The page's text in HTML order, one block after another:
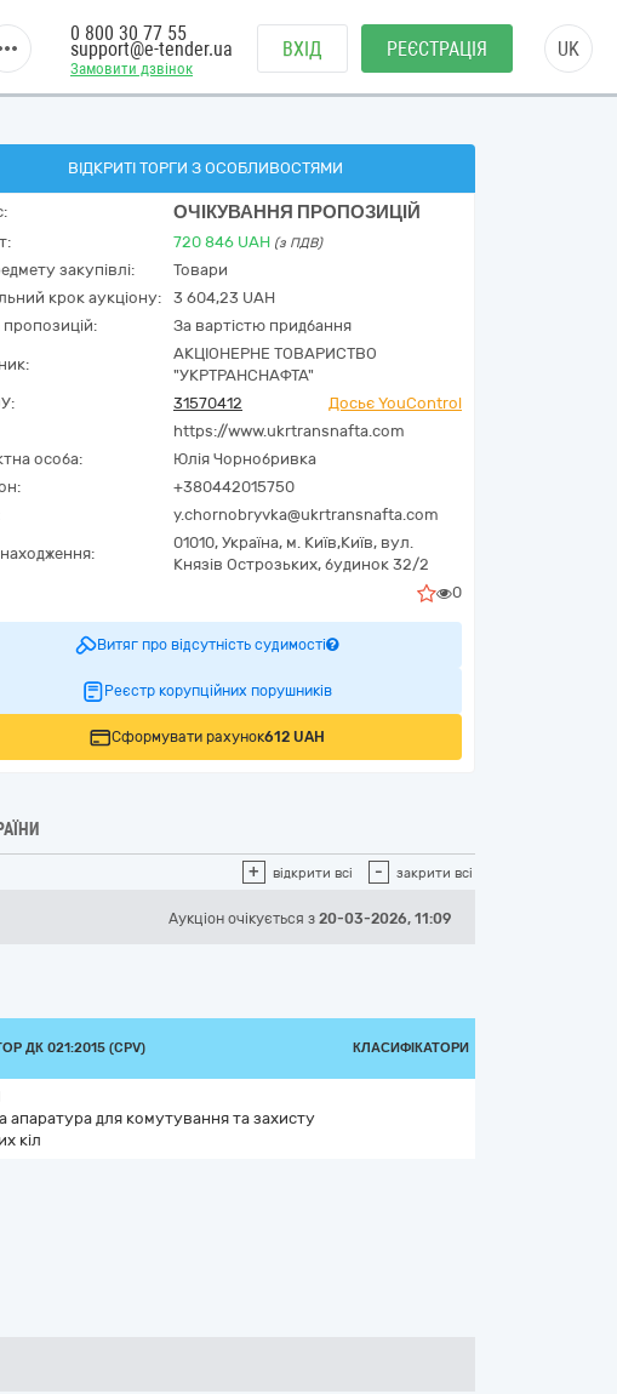
Замовити дзвінок
0 800 30 77 55
support@e-tender.ua ВХІД РЕЄСТРАЦІЯ UK
ВІДКРИТІ ТОРГИ З ОСОБЛИВОСТЯМИ
ОЧІКУВАННЯ ПРОПОЗИЦІЙ
720 846 UAH (з ПДВ)
закупівлі:
Товари
крок аукціону:
3 604,23 UAH
пропозицій:
За вартістю придбання
АКЦІОНЕРНЕ ТОВАРИСТВО
"УКРТРАНСНАФТА"
31570412
Досьє YouControl
https://www.ukrtransnafta.com
особа:
Юлія Чорнобривка
+380442015750
y.chornobryvka@ukrtransnafta.com
01010, Україна, м. Київ,Київ, вул.
Князів Острозьких, будинок 32/2
0
Витяг про відсутність судимості
Реєстр корупційних порушників
Сформувати рахунок612 UAH
+ відкрити всі - закрити всі
Аукціон очікується з 20-03-2026, 11:09
ДК 021:2015 (CPV) КЛАСИФІКАТОРИ
апаратура для комутування та захисту
кіл